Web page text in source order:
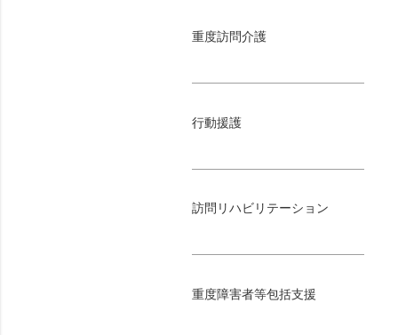
重度訪問介護
行動援護
訪問リハビリテーション
重度障害者等包括支援